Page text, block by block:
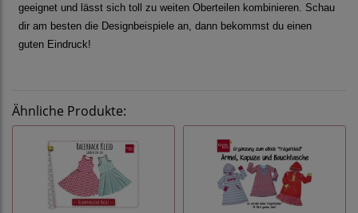
geeignet und lässt sich toll zu weiten Oberteilen kombinieren. Schau
dir am besten die Designbeispiele an, dann bekommst du einen
guten Eindruck!
Ähnliche Produkte: